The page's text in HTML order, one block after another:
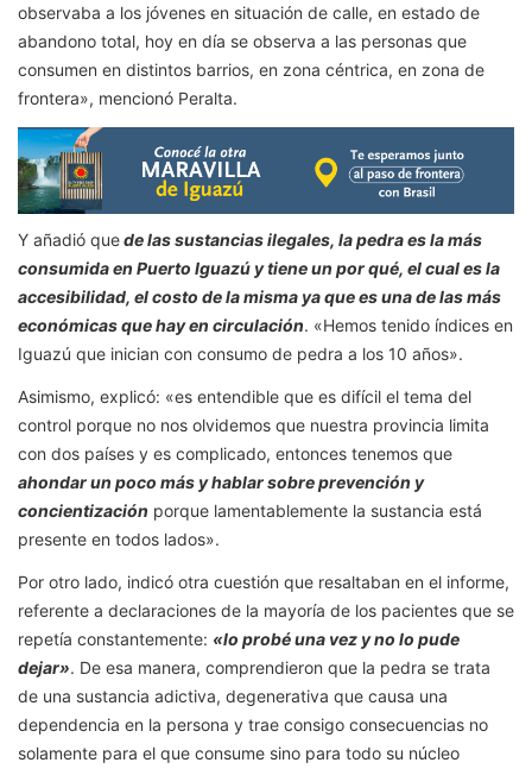
observaba a los jóvenes en situación de calle, en estado de
abandono total, hoy en día se observa a las personas que
consumen en distintos barrios, en zona céntrica, en zona de
frontera», mencionó Peralta.
Y añadió quede las sustancias ilegales, la pedra es la más
consumida en Puerto Iguazú y tiene un por qué, el cual es la
accesibilidad, el costo de la misma ya que es una de las más
económicas que hay en circulación. «Hemos tenido índices en
Iguazú que inician con consumo de pedra a los 10 años».
Asimismo, explicó: «es entendible que es difícil el tema del
control porque no nos olvidemos que nuestra provincia limita
con dos países y es complicado, entonces tenemos que
ahondar un poco más y hablar sobre prevención y
concientización porque lamentablemente la sustancia está
presente en todos lados».
Por otro lado, indicó otra cuestión que resaltaban en el informe,
referente a declaraciones de la mayoría de los pacientes que se
repetía constantemente: «lo probé una vez y no lo pude
dejar». De esa manera, comprendieron que la pedra se trata
de una sustancia adictiva, degenerativa que causa una
dependencia en la persona y trae consigo consecuencias no
solamente para el que consume sino para todo su núcleo